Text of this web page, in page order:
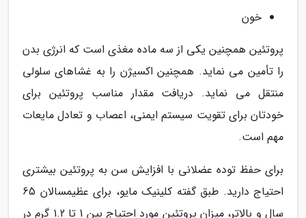
خون
پروتئین همچنین یکی از سه ماده مغذی است که انرژی بدن
را تأمین می نماید. همچنین اکسیژن را به غشاهای سلولی
منتقل می نماید. دریافت مقدار مناسب پروتئین برای
خودتان برای تقویت سیستم ایمنی، اعصاب و تعادل مایعات
مهم است.
برای حفظ توده عضلانی با افزایش سن به پروتئین بیشتری
احتیاج دارید. طبق گفته کلینیک مایو، برای عظیمسالان 65
سال و بالاتر، میزان پروتئین مورد احتیاج بین 1 تا 1.2 گرم در